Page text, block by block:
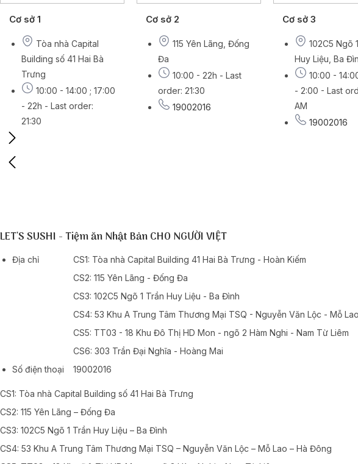
Cơ sở 1
Tòa nhà Capital
Building số 41 Hai Bà
Trưng
10:00 - 14:00 ; 17:00
- 22h - Last order:
21:30
Cơ sở 2
115 Yên Lãng, Đống
Đa
10:00 - 22h - Last
order: 21:30
19002016
Cơ sở 3
102C5 Ngõ
Huy Liệu, Ba
10:00 -
- 2:00 - Last
AM
19002016
LET'S SUSHI - Tiệm ăn Nhật Bản CHO NGƯỜI VIỆT
Địa chỉ
CS1: Tòa nhà Capital Building 41 Hai Bà Trưng - Hoàn Kiếm
CS2: 115 Yên Lãng - Đống Đa
CS3: 102C5 Ngõ 1 Trần Huy Liệu - Ba Đình
CS4: 53 Khu A Trung Tâm Thương Mại TSQ - Nguyễn Văn Lộc - Mỗ
CS5: TT03 - 18 Khu Đô Thị HD Mon - ngõ 2 Hàm Nghi - Nam Từ Liêm
CS6: 303 Trần Đại Nghĩa - Hoàng Mai
Số điện thoại
19002016
CS1: Tòa nhà Capital Building số 41 Hai Bà Trưng
CS2: 115 Yên Lãng – Đống Đa
CS3: 102C5 Ngõ 1 Trần Huy Liệu – Ba Đình
CS4: 53 Khu A Trung Tâm Thương Mại TSQ – Nguyễn Văn Lộc – Mỗ Lao – Hà Đông